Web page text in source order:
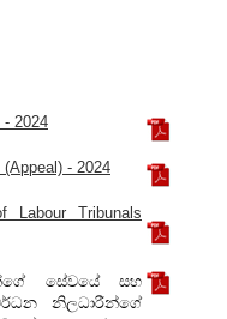
2024
- 2024
Labour Tribunals
සේවයේ සහ
නිලධාරීන්ගේ